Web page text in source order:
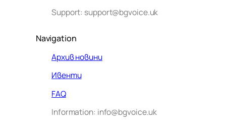
Support: support@bgvoice.uk
Navigation
Архив новини
Ивенти
FAQ
Information: info@bgvoice.uk
VOICE UK. С какво мога да